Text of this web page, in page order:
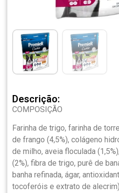
Descrição:
COMPOSIÇÃO
Farinha de trigo, farinha de
de frango (4,5%), colágeno
de milho, aveia floculada
(2%), fibra de trigo, purê de
banha refinada, ágar,
tocoferóis e extrato de